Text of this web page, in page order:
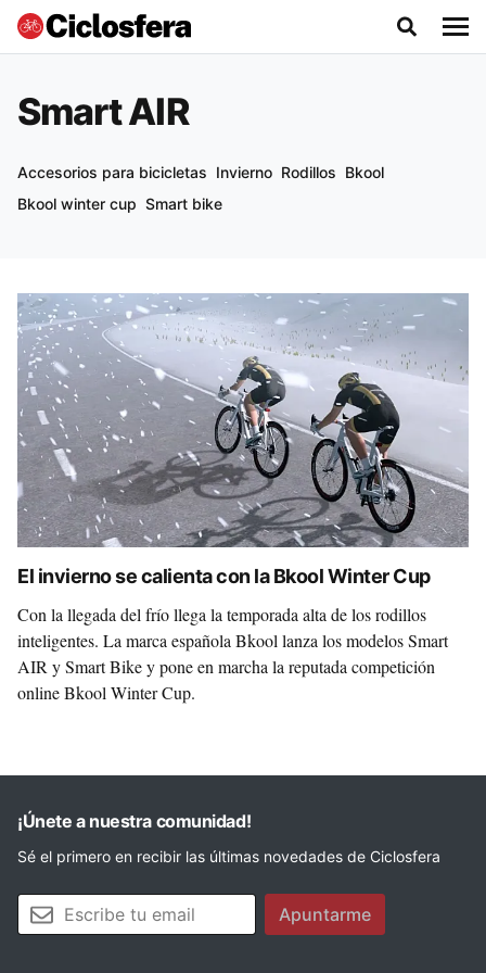
Smart AIR
Accesorios para bicicletas Invierno Rodillos Bkool
Bkool winter cup Smart bike
El invierno se calienta con la Bkool Winter Cup
Con la llegada del frío llega la temporada alta de los rodillos
inteligentes. La marca española Bkool lanza los modelos Smart
AIR y Smart Bike y pone en marcha la reputada competición
online Bkool Winter Cup.
¡Únete a nuestra comunidad!
Sé el primero en recibir las últimas novedades de Ciclosfera
Tu email Apuntarme